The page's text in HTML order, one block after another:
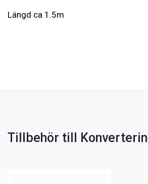
Längd ca 1.5m
Tillbehör till